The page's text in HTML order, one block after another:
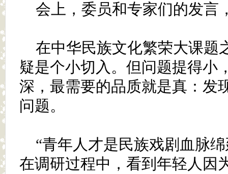
会上，委员和专家们的发言
在中华民族文化繁荣大课题
疑是个小切入。但问题提得小
深，最需要的品质就是真：发
问题。
“青年人才是民族戏剧血脉
在调研过程中，看到年轻人因